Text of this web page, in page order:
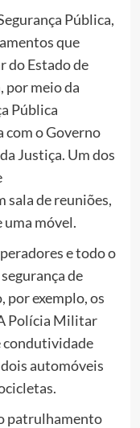
Pública,
que
do Estado de
por meio da
Pública
com o Governo
Justiça. Um dos
de reuniões,
uma móvel.
e todo o
de
por exemplo, os
Polícia Militar
condutividade
automóveis
patrulhamento